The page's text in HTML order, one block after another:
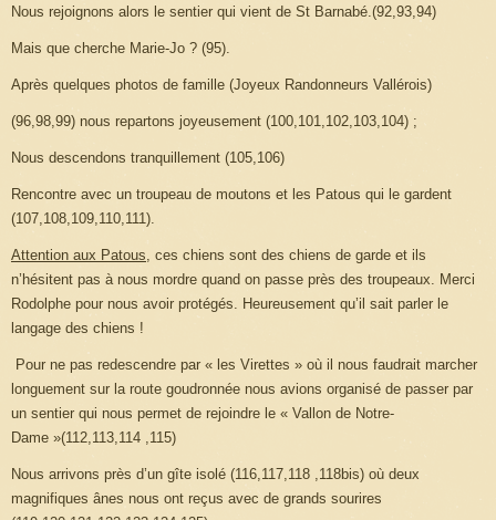
Nous rejoignons alors le sentier qui vient de St Barnabé.(92,93,94)
Mais que cherche Marie-Jo ? (95).
Après quelques photos de famille (Joyeux Randonneurs Vallérois)
(96,98,99) nous repartons joyeusement (100,101,102,103,104) ;
Nous descendons tranquillement (105,106)
Rencontre avec un troupeau de moutons et les Patous qui le gardent
(107,108,109,110,111).
Attention aux Patous , ces chiens sont des chiens de garde et ils
n’hésitent pas à nous mordre quand on passe près des troupeaux. Merci
Rodolphe pour nous avoir protégés. Heureusement qu’il sait parler le
langage des chiens !
Pour ne pas redescendre par « les Virettes » où il nous faudrait marcher
longuement sur la route goudronnée nous avions organisé de passer par
un sentier qui nous permet de rejoindre le « Vallon de Notre-
Dame »(112,113,114 ,115)
Nous arrivons près d’un gîte isolé (116,117,118 ,118bis) où deux
magnifiques ânes nous ont reçus avec de grands sourires